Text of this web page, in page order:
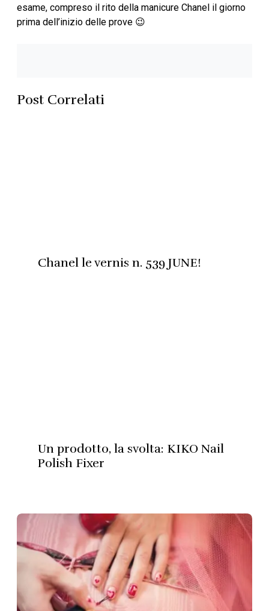
esame, compreso il rito della manicure Chanel il giorno
prima dell’inizio delle prove 😉
Post Correlati
Chanel le vernis n. 539 JUNE!
Un prodotto, la svolta: KIKO Nail
Polish Fixer